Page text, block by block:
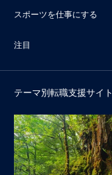
スポーツを仕事にする
注目
テーマ別転職支援サイト